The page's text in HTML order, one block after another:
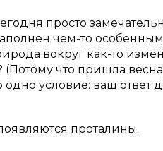
просто
чем-то
вокруг как-то
(Потому что пришла
одно условие: ваш ответ
проталины.